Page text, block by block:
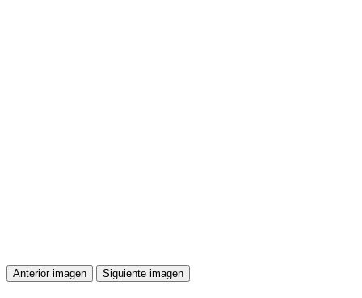
Anterior imagen Siguiente imagen